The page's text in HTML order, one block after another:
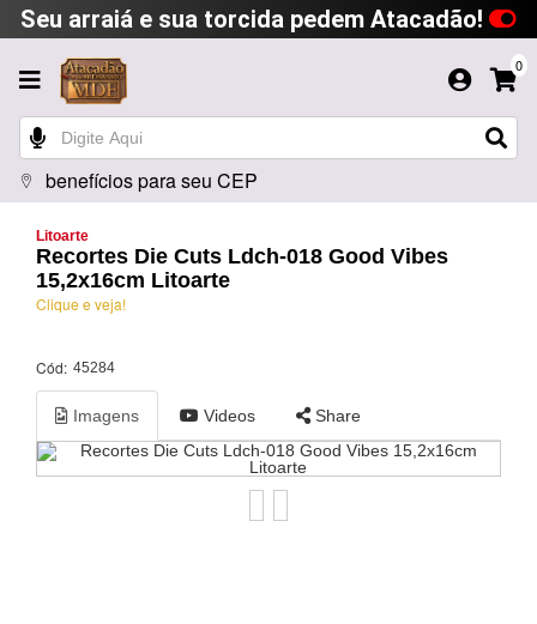
Seu arraiá e sua torcida pedem Atacadão!
0
benefícios para seu CEP
Litoarte
Recortes Die Cuts Ldch-018 Good Vibes
15,2x16cm Litoarte
Clique e veja!
Cód: 45284
Imagens Videos Share